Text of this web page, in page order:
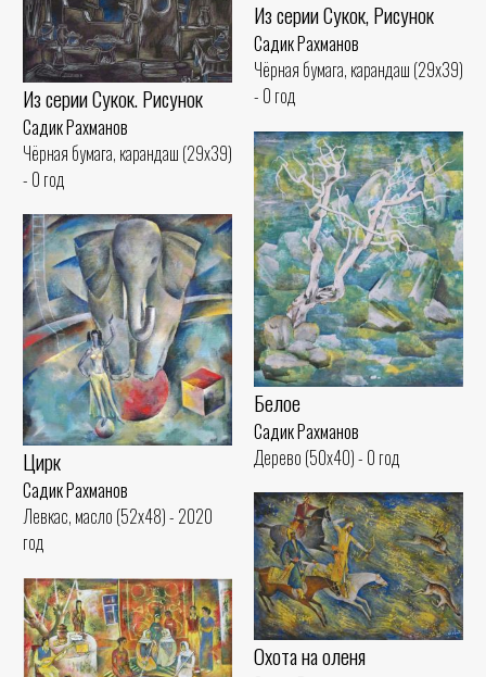
Из серии Сукок, Рисунок
Садик Рахманов
Чёрная бумага, карандаш (29x39)
- 0 год
Из серии Сукок. Рисунок
Садик Рахманов
Чёрная бумага, карандаш (29x39)
- 0 год
Белое
Садик Рахманов
Дерево (50x40) - 0 год
Цирк
Садик Рахманов
Левкас, масло (52x48) - 2020
год
Охота на оленя